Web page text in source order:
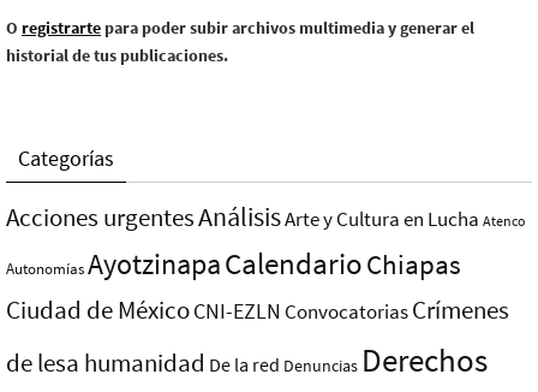
O registrarte para poder subir archivos multimedia y generar el
historial de tus publicaciones.
Categorías
Acciones urgentesAnálisisArte y Cultura en Lucha Atenco
AutonomíasAyotzinapaCalendarioChiapas
Ciudad de MéxicoCNI-EZLN ConvocatoriasCrímenes
de lesa humanidad De la red Denuncias Derechos